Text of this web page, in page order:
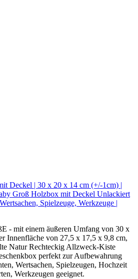
Deckel | 30 x 20 x 14 cm (+/-1cm) |
Groß Holzbox mit Deckel Unlackiert
Spielzeuge, Werkzeuge |
- mit einem äußeren Umfang von 30 x
Innenfläche von 27,5 x 17,5 x 9,8 cm,
Natur Rechteckig Allzweck-Kiste
perfekt zur Aufbewahrung
Wertsachen, Spielzeugen, Hochzeit
Werkzeugen geeignet.